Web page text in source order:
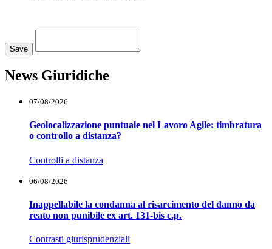
Save
News Giuridiche
07/08/2026
Geolocalizzazione puntuale nel Lavoro Agile: timbratura
o controllo a distanza?
Controlli a distanza
06/08/2026
Inappellabile la condanna al risarcimento del danno da
reato non punibile ex art. 131-bis c.p.
Contrasti giurisprudenziali